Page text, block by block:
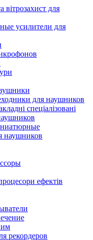
вітрозахист для
усилители для
для наушников
спеціалізовані
наушников
ефектів
рекордеров